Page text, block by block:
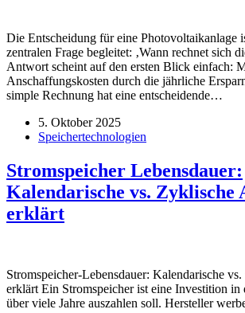
Die Entscheidung für eine Photovoltaikanlage
zentralen Frage begleitet: ‚Wann rechnet sich
Antwort scheint auf den ersten Blick einfach:
Anschaffungskosten durch die jährliche
simple Rechnung hat eine entscheidende…
5. Oktober 2025
Speichertechnologien
Stromspeicher Lebensdauer:
Kalendarische vs. Zyklische
erklärt
Stromspeicher-Lebensdauer: Kalendarische
erklärt Ein Stromspeicher ist eine Investition
über viele Jahre auszahlen soll. Hersteller